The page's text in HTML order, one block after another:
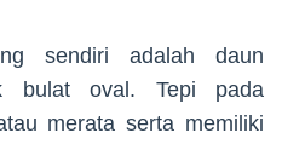
sendiri adalah daun
bulat oval. Tepi pada
merata serta memiliki